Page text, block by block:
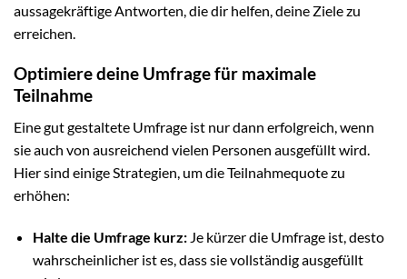
aussagekräftige Antworten, die dir helfen, deine Ziele zu
erreichen.
Optimiere deine Umfrage für maximale
Teilnahme
Eine gut gestaltete Umfrage ist nur dann erfolgreich, wenn
sie auch von ausreichend vielen Personen ausgefüllt wird.
Hier sind einige Strategien, um die Teilnahmequote zu
erhöhen:
Halte die Umfrage kurz:Je kürzer die Umfrage ist, desto
wahrscheinlicher ist es, dass sie vollständig ausgefüllt